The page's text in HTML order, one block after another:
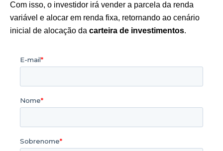
Com isso, o investidor irá vender a parcela da renda
variável e alocar em renda fixa, retornando ao cenário
inicial de alocação da carteira de investimentos.